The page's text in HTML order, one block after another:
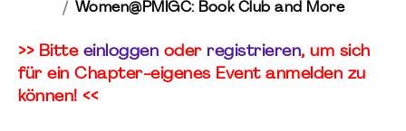
Women@PMIGC: Book Club and More
>> Bitte einloggen oder registrieren, um sich
für ein Chapter-eigenes Event anmelden zu
können! <<